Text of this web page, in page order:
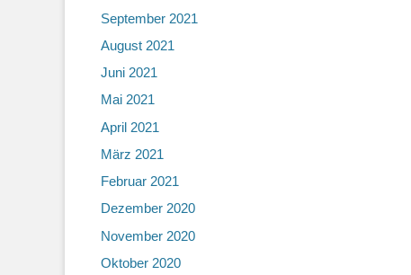
September 2021
August 2021
Juni 2021
Mai 2021
April 2021
März 2021
Februar 2021
Dezember 2020
November 2020
Oktober 2020